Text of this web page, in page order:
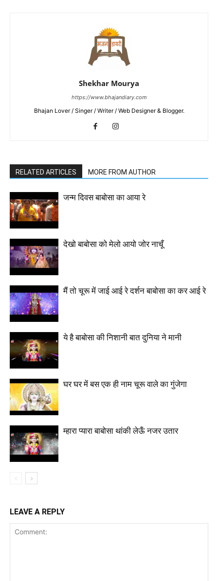
Shekhar Mourya
https://www.bhajandiary.com
Bhajan Lover / Singer / Writer / Web Designer & Blogger.
RELATED ARTICLES MORE FROM AUTHOR
जन्म दिवस बाबोसा का आया रे
देखो बाबोसा को मेलो आयो जोर नाचूँ
मैं तो चूरू में जाई आई रे दर्शन बाबोसा का कर आई रे
ये है बाबोसा की निशानी बात दुनिया ने मानी
घर घर में बस एक ही नाम चूरू वाले का गुंजेगा
म्हारा प्यारा बाबोसा थांकी लेऊँ नजर उतार
LEAVE A REPLY